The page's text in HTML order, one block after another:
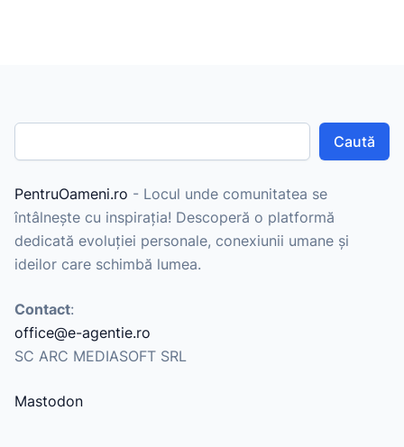
Caută
PentruOameni.ro - Locul unde comunitatea se
întâlnește cu inspirația! Descoperă o platformă
dedicată evoluției personale, conexiunii umane și
ideilor care schimbă lumea.
Contact:
office@e-agentie.ro
SC ARC MEDIASOFT SRL
Mastodon